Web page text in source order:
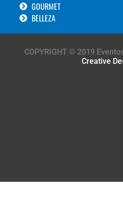
GOURMET
BELLEZA
COPYRIGHT © 2019
Creative